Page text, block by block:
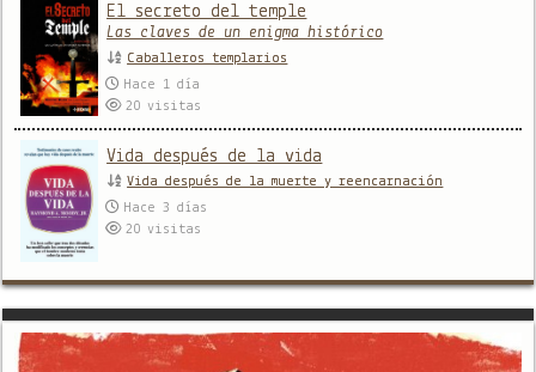
El secreto del temple
Las claves de un enigma histórico
Caballeros templarios
Hace 1 día
20visitas
Vida después de la vida
Vida después de la muerte y reencarnación
Hace 3 días
20visitas